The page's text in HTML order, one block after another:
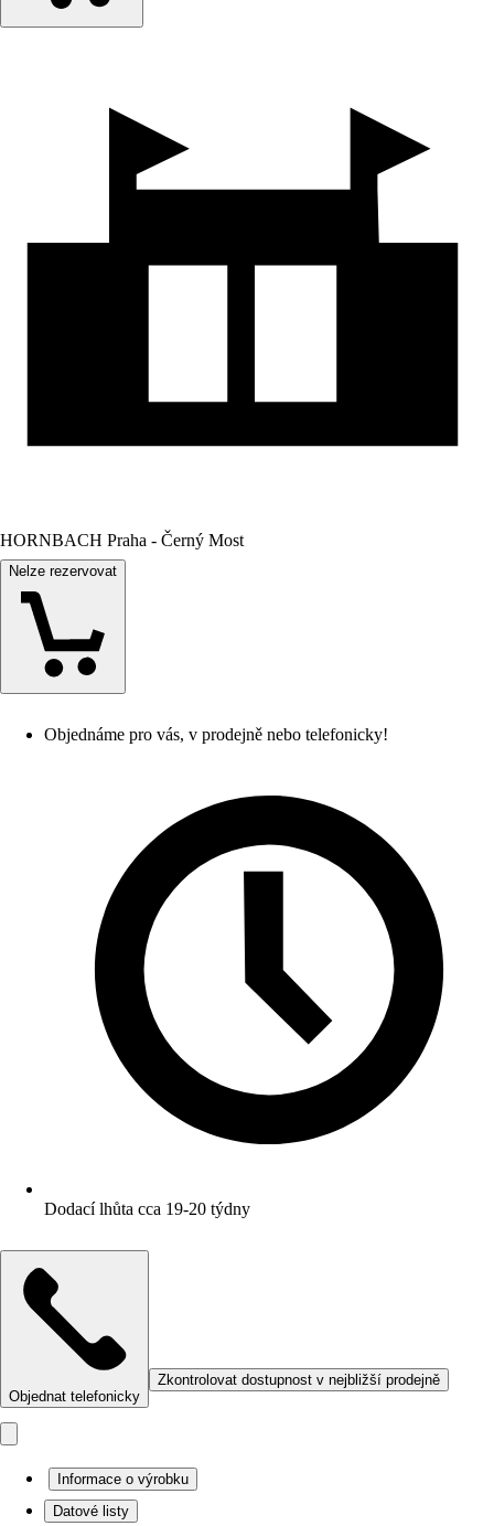
HORNBACH Praha - Černý Most
Nelze rezervovat
Objednáme pro vás, v prodejně nebo telefonicky!
Dodací lhůta cca 19-20 týdny
Objednat telefonicky
Zkontrolovat dostupnost v nejbližší prodejně
Informace o výrobku
Datové listy